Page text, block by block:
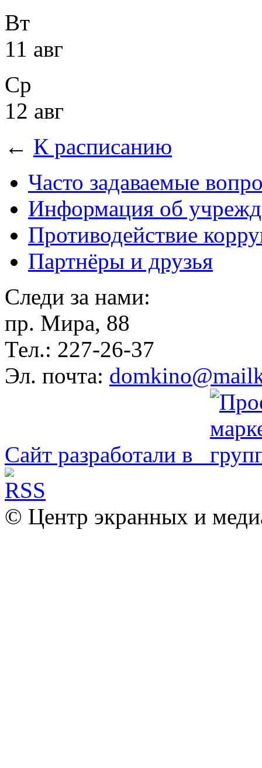
Вт
11 авг
Ср
12 авг
← К расписанию
Часто задаваемые
Информация об
Противодействие
Партнёры и друзья
Следи за нами:
пр. Мира, 88
Тел.: 227-26-37
Эл. почта:
Сайт разработали в
© Центр экранных и